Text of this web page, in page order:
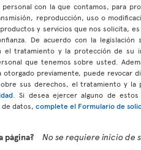
con la que contamos, para
reproducción, uso o
y servicios que nos solicita,
De acuerdo con la
el tratamiento y la protección de su
que tenemos sobre usted.
previamente, puede revocar
sus derechos, el tratamiento y
. Si desea ejercer alguno de
datos, complete el Formulario de
página? No se requiere inicio de